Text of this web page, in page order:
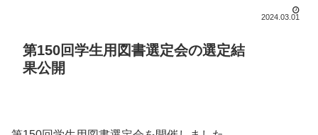
第150回学生用図書選定会の選定結
果公開
2024.03.01